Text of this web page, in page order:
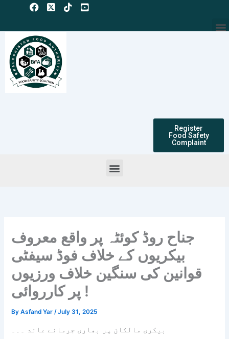
content
Register
Food Safety
Complaint
Menu
جناح روڈ کوئٹہ پر واقع معروف
بیکریوں کے خلاف فوڈ سیفٹی
قوانین کی سنگین خلاف ورزیوں
پر کارروائی !
ByAsfand Yar /July 31, 2025
بیکری مالکان پر بھاری جرمانے عائد ۔۔۔